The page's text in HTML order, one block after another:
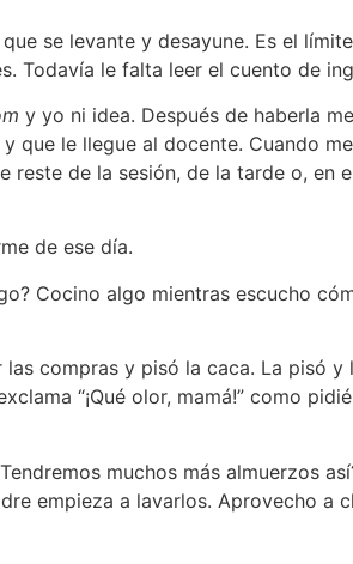
se levante y desayune. Es el
Todavía le falta leer el cuento de
y yo ni idea. Después de haberla
que le llegue al docente. Cuando
de la sesión, de la tarde o, en
de ese día.
Cocino algo mientras escucho
compras y pisó la caca. La pisó
“¡Qué olor, mamá!” como
muchos más almuerzos
empieza a lavarlos. Aprovecho a